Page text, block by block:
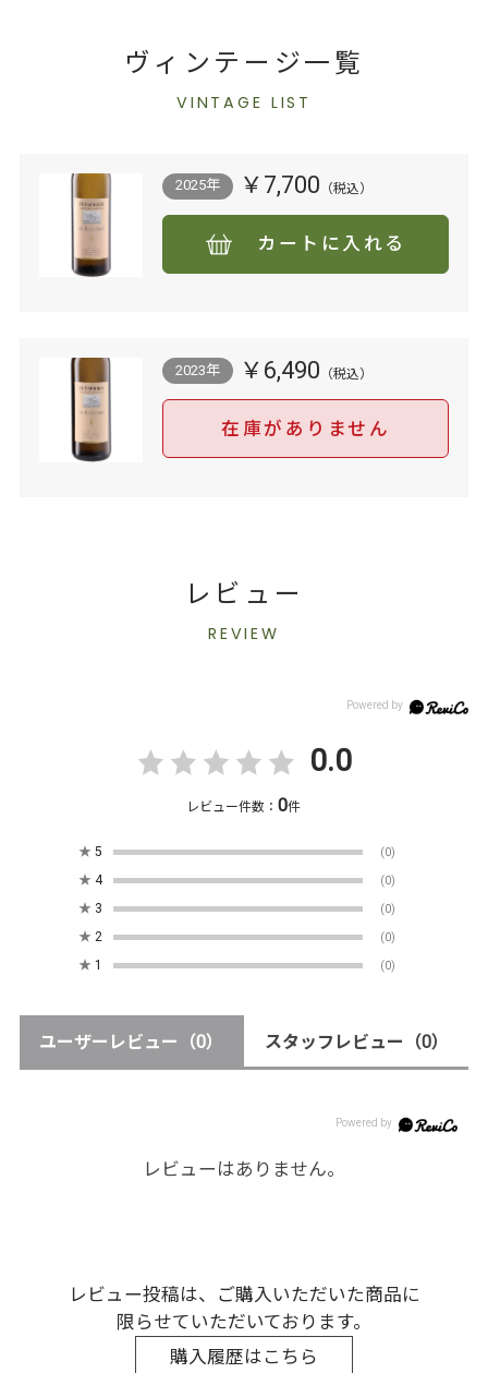
ヴィンテージ一覧
VINTAGE LIST
2025年 ￥7,700
カートに入れる
2023年 ￥6,490
在庫がありません
レビュー
REVIEW
0.0
レビュー件数：0件
★ 5 (0)
★ 4 (0)
★ 3 (0)
★ 2 (0)
★ 1 (0)
ユーザーレビュー （0） スタッフレビュー （0）
レビューはありません。
レビュー投稿は、ご購入いただいた商品に
限らせていただいております。
購入履歴はこちら